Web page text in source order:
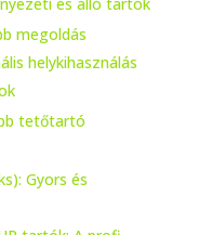
megoldás
helykihasználás
tetőtartó
Gyors és